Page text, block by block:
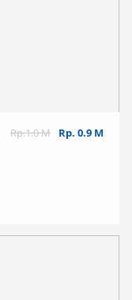
Rp.1.0 M Rp. 0.9 M